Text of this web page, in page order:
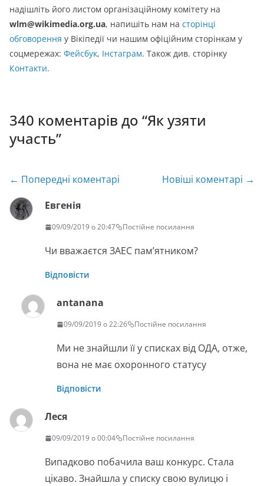
надішліть його листом організаційному комітету на
wlm@wikimedia.org.ua, напишіть нам на сторінці
обговорення у Вікіпедії чи нашим офіційним сторінкам у
соцмережах: Фейсбук, Інстаграм. Також див. сторінку
Контакти.
340 коментарів до “Як узяти
участь”
Навігація
по
коментарях
← Попередні коментарі
Новіші коментарі →
Евгенія
09/09/2019 о 20:47 Постійне посилання
Чи вважаєтся ЗАЕС пам’ятником?
Відповісти
antanana
09/09/2019 о 22:26 Постійне посилання
Ми не знайшли її у списках від ОДА, отже,
вона не має охоронного статусу
Відповісти
Леся
09/09/2019 о 00:04 Постійне посилання
Випадково побачила ваш конкурс. Стала
цікаво. Знайшла у списку свою вулицю і